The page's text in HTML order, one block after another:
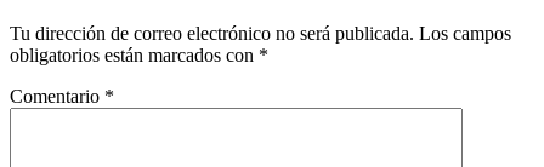
Tu dirección de correo electrónico no será publicada. Los campos
obligatorios están marcados con *
Comentario *